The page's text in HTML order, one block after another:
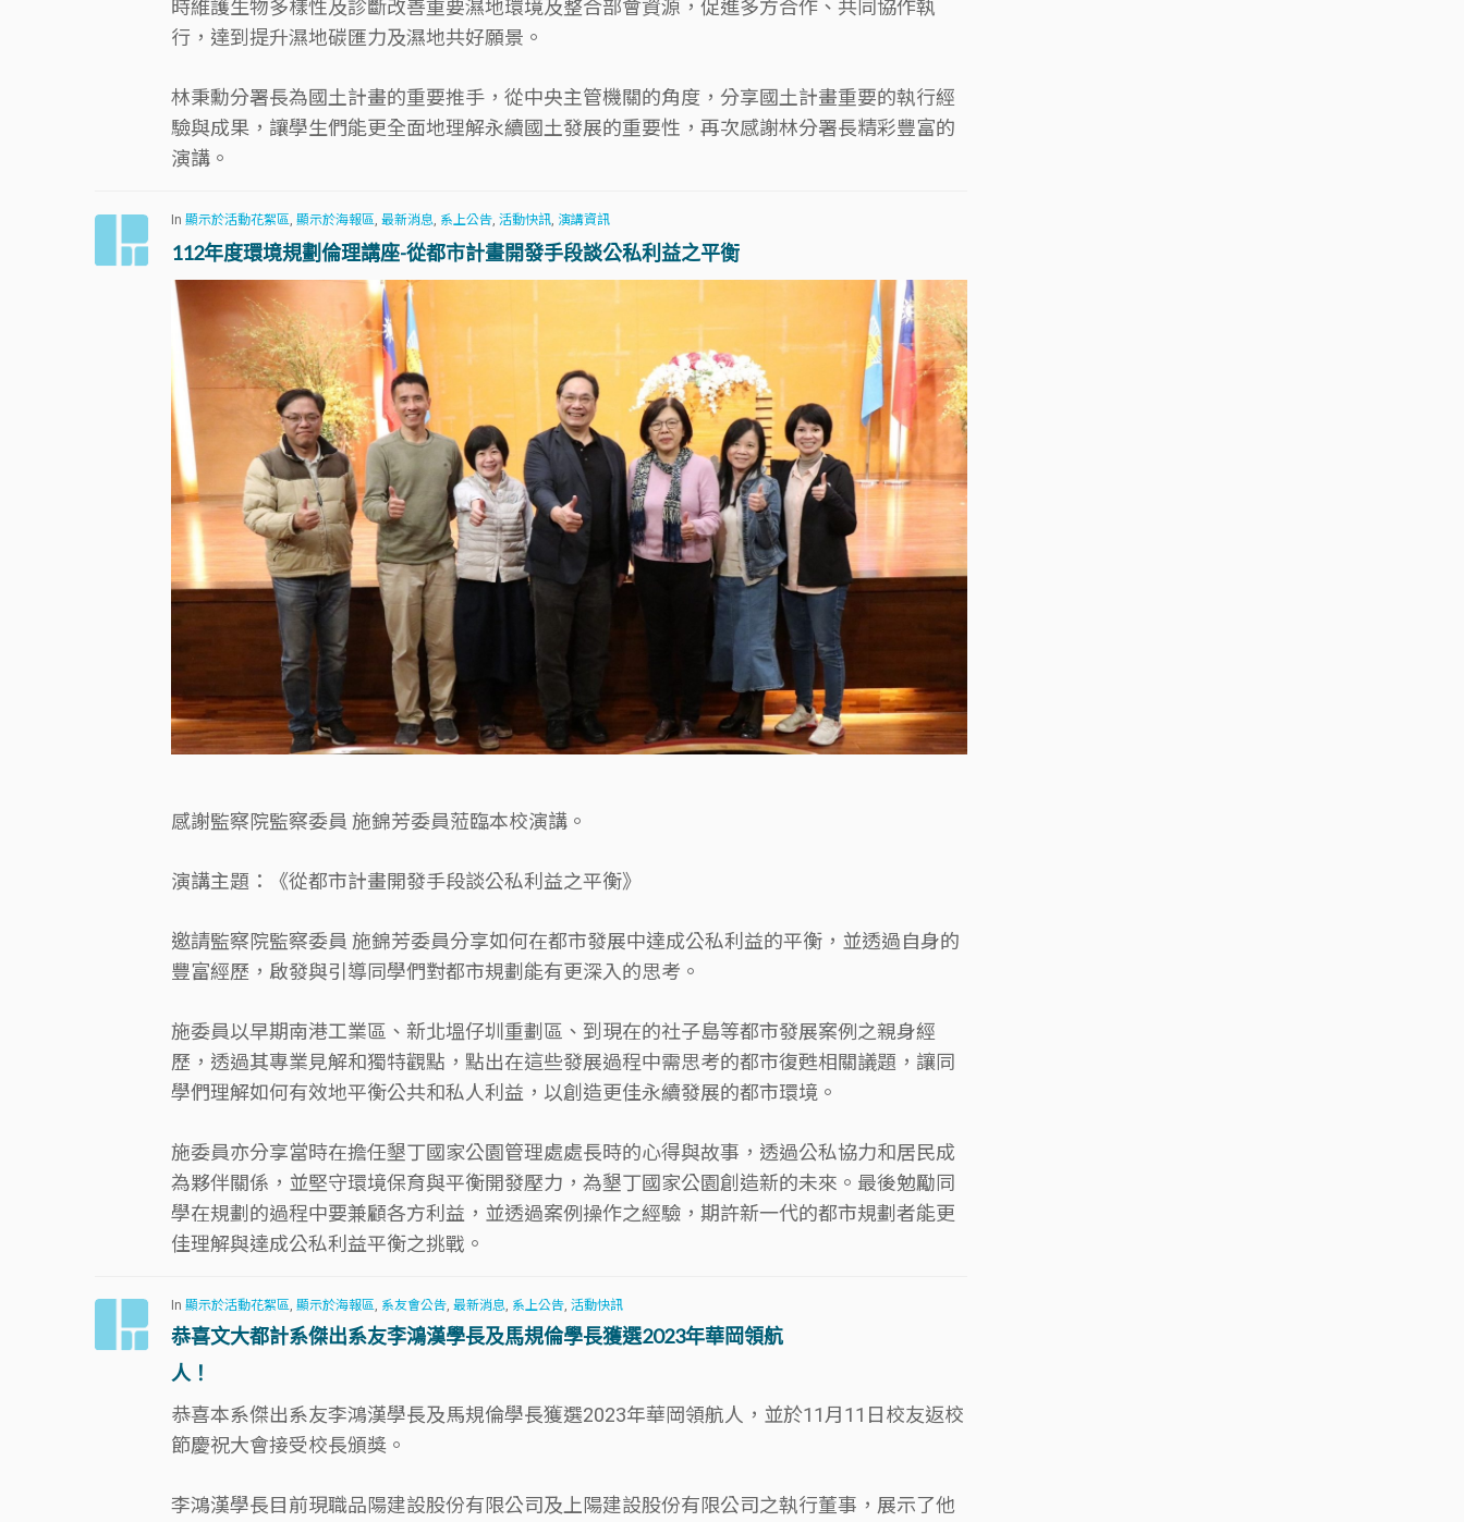
時維護生物多樣性及診斷改善重要濕地環境及整合部會資源，促進多方合作、共同協作執
行，達到提升濕地碳匯力及濕地共好願景。
林秉勳分署長為國土計畫的重要推手，從中央主管機關的角度，分享國土計畫重要的執行經
驗與成果，讓學生們能更全面地理解永續國土發展的重要性，再次感謝林分署長精彩豐富的
演講。
In顯示於活動花絮區,顯示於海報區,最新消息, 系上公告,活動快訊, 演講資訊
112年度環境規劃倫理講座-從都市計畫開發手段談公私利益之平衡
感謝監察院監察委員 施錦芳委員蒞臨本校演講。
演講主題：《從都市計畫開發手段談公私利益之平衡》
邀請監察院監察委員 施錦芳委員分享如何在都市發展中達成公私利益的平衡，並透過自身的
豐富經歷，啟發與引導同學們對都市規劃能有更深入的思考。
施委員以早期南港工業區、新北塭仔圳重劃區、到現在的社子島等都市發展案例之親身經
歷，透過其專業見解和獨特觀點，點出在這些發展過程中需思考的都市復甦相關議題，讓同
學們理解如何有效地平衡公共和私人利益，以創造更佳永續發展的都市環境。
施委員亦分享當時在擔任墾丁國家公園管理處處長時的心得與故事，透過公私協力和居民成
為夥伴關係，並堅守環境保育與平衡開發壓力，為墾丁國家公園創造新的未來。最後勉勵同
學在規劃的過程中要兼顧各方利益，並透過案例操作之經驗，期許新一代的都市規劃者能更
佳理解與達成公私利益平衡之挑戰。
In顯示於活動花絮區 ,顯示於海報區 系友會公告 ,最新消息 系上公告 ,活動快訊
恭喜文大都計系傑出系友李鴻漢學長及馬規倫學長獲選2023年華岡領航
人！
恭喜本系傑出系友李鴻漢學長及馬規倫學長獲選2023年華岡領航人，並於11月11日校友返校
節慶祝大會接受校長頒獎。
李鴻漢學長目前現職品陽建設股份有限公司及上陽建設股份有限公司之執行董事，展示了他